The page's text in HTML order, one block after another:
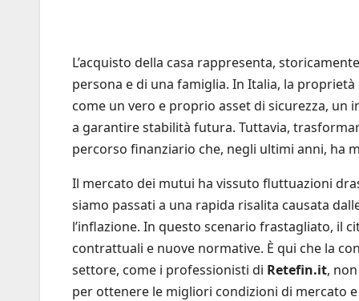
L’acquisto della casa rappresenta,
persona e di una famiglia. In Italia, la
come un vero e proprio asset di sicurezza,
a garantire stabilità futura. Tuttavia,
percorso finanziario che, negli ultimi anni, ha
Il mercato dei mutui ha vissuto fluttuazioni
siamo passati a una rapida risalita causata
l’inflazione. In questo scenario frastagliato, il
contrattuali e nuove normative. È qui che la
settore, come i professionisti di Retefin.it,
per ottenere le migliori condizioni di mercato